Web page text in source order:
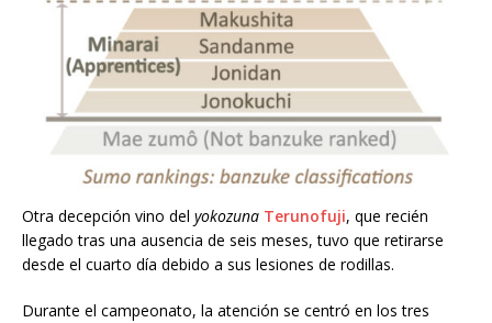
Otra decepción vino del yokozuna Terunofuji, que recién
llegado tras una ausencia de seis meses, tuvo que retirarse
desde el cuarto día debido a sus lesiones de rodillas.
Durante el campeonato, la atención se centró en los tres